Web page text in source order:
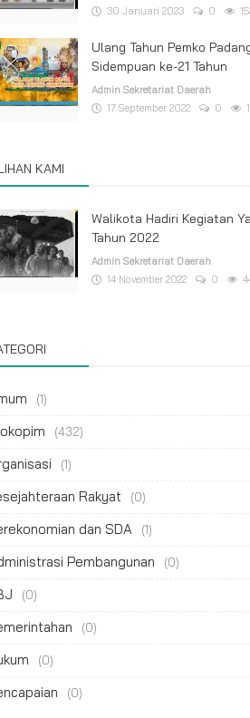
30 Januari 2023
0
Ulang Tahun Pemko
Sidempuan ke-21 Tahun
Admin Sekretariat Daerah
17 September 2022
0
KAMI
Walikota Hadiri Kegiatan
Tahun 2022
Admin Sekretariat Daerah
14 November 2022
0
(1)
(432)
(1)
Rakyat (0)
dan SDA (1)
Pembangunan (0)
(0)
(0)
(0)
(0)